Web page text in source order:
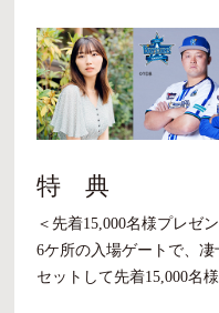
特 典
＜先着15,000名様プレゼ
6ケ所の入場ゲートで、
セットして先着15,000名